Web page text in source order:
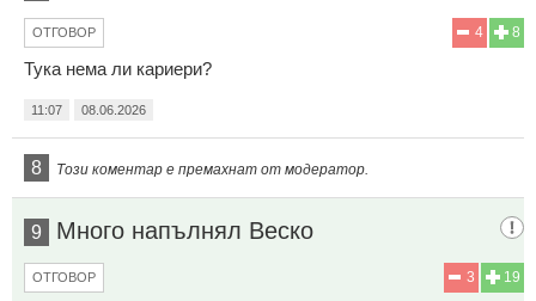
8
4
ОТГОВОР
Тука нема ли кариери?
11:07 08.06.2026
8 Този коментар е премахнат от модератор.
9 Много напълнял Веско
19
3
ОТГОВОР